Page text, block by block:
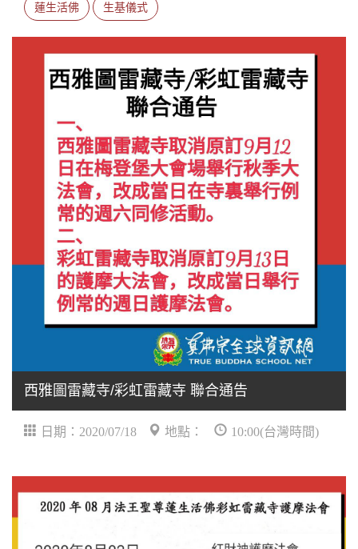
蓮生活佛 生基儀式
西雅圖雷藏寺/彩虹雷藏寺 聯合通告
日期：2020/07/18 地點： 10:00(台灣時間)